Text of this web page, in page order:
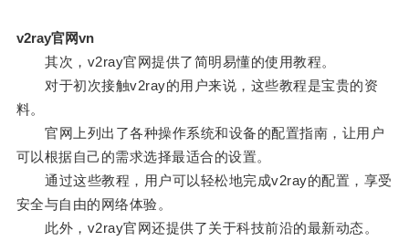
v2ray官网vn
其次，v2ray官网提供了简明易懂的使用教程。
对于初次接触v2ray的用户来说，这些教程是宝贵的资
料。
官网上列出了各种操作系统和设备的配置指南，让用户
可以根据自己的需求选择最适合的设置。
通过这些教程，用户可以轻松地完成v2ray的配置，享受
安全与自由的网络体验。
此外，v2ray官网还提供了关于科技前沿的最新动态。